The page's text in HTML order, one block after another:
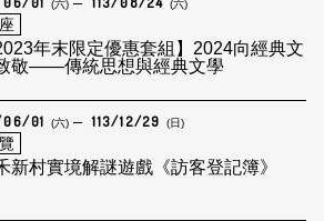
(六) (六)
年末限定優惠套組】2024向經典文
敬——傳統思想與經典文學
06/01 (六) 113/12/29 (日)
新村實境解謎遊戲《訪客登記簿》